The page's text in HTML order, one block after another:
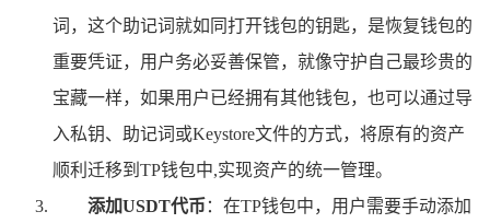
词，这个助记词就如同打开钱包的钥匙，是恢复钱包的
重要凭证，用户务必妥善保管，就像守护自己最珍贵的
宝藏一样，如果用户已经拥有其他钱包，也可以通过导
入私钥、助记词或Keystore文件的方式，将原有的资产
顺利迁移到TP钱包中,实现资产的统一管理。
添加USDT代币 ：在TP钱包中，用户需要手动添加